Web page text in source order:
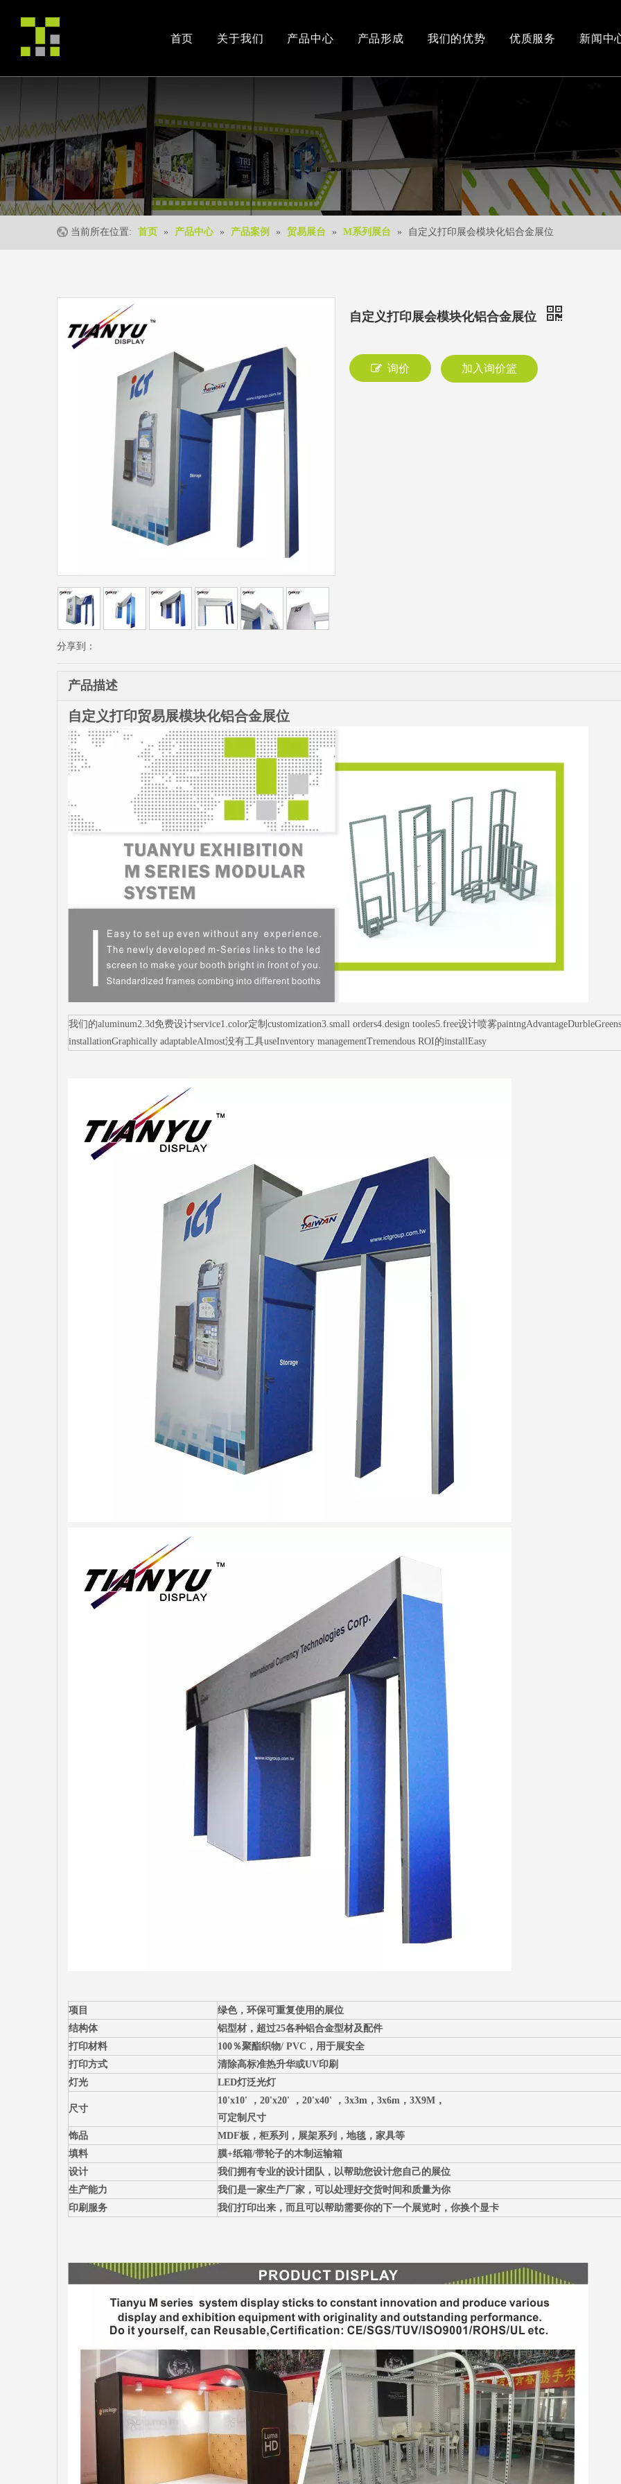
首页 关于我们
办公和车间环境
产品中心 产品形成 我们的优势 优质服务 新闻中
当前所在位置: 首页 » 产品中心 » 产品案例 » 贸易展台 » M系列展台 » 自定义打印展会模块化铝合金展位
分享到：
自定义打印展会模块化铝合金展位
询价 加入询价篮
产品描述
自定义打印贸易展模块化铝合金展位
我们的aluminum2.3d免费设计service1.color定制customization3.small orders4.design tooles5.free设计喷雾
installationGraphically adaptableAlmost没有工具useInventory managementTremendous ROI的installEasy
项目
绿色，环保可重复使用的展位
结构体
铝型材，超过25各种铝合金型材及配件
打印材料
100％聚酯织物/ PVC，用于展安全
打印方式
清除高标准热升华或UV印刷
灯光
LED灯泛光灯
尺寸
10'x10' ，20'x20' ，20'x40' ，3x3m，3x6m，3X9M，
可定制尺寸
饰品
MDF板，柜系列，展架系列，地毯，家具等
填料
膜+纸箱/带轮子的木制运输箱
设计
我们拥有专业的设计团队，以帮助您设计您自己的展位
生产能力
我们是一家生产厂家，可以处理好交货时间和质量为你
印刷服务
我们打印出来，而且可以帮助需要你的下一个展览时，你换个显卡